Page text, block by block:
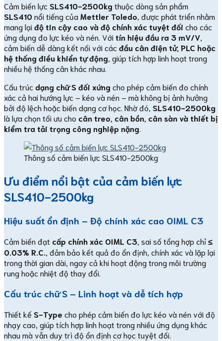
Cảm biến lực SLS410-2500kgthuộc dòng sản phẩm
SLS410nổi tiếng của Mettler Toledo , được phát triển nhằm
mang lại độ tin cậy cao và độ chính xác tuyệt đối cho các
ứng dụng đo lực kéo và nén. Với tín hiệu đầu ra 3 mV/V
cảm biến dễ dàng kết nối với các đầu cân điện tử, PLC hoặc
hệ thống điều khiển tự động , giúp tích hợp linh hoạt trong
nhiều hệ thống cân khác nhau.
Cấu trúc dạng chữ S đối xứngcho phép cảm biến đo chính
xác cả hai hướng lực – kéo và nén – mà không bị ảnh hưởng
bởi độ lệch hoặc biến dạng cơ học. Nhờ đó, SLS410-2500kg
là lựa chọn tối ưu cho cân treo, cân bồn, cân sàn và thiết bị
kiểm tra tải trọng công nghiệp nặng
Thông số cảm biến lực SLS410-2500kg
Ưu điểm nổi bật của cảm biến lực
SLS410-2500kg
Hiệu suất ổn định – Độ chính xác cao OIML C3
Cảm biến đạt cấp chính xác OIML C3 , sai số tổng hợp chỉ≤
0.03% R.C.
, đảm bảo kết quả đo ổn định, chính xác và lặp lại
trong thời gian dài, ngay cả khi hoạt động trong môi trường
rung hoặc nhiệt độ thay đổi.
Cấu trúc chữ S – Linh hoạt và dễ tích hợp
Thiết kế S-Type cho phép cảm biến đo lực kéo và nén với độ
nhạy cao, giúp tích hợp linh hoạt trong nhiều ứng dụng khác
nhau mà vẫn duy trì độ ổn định cơ học tuyệt đối.